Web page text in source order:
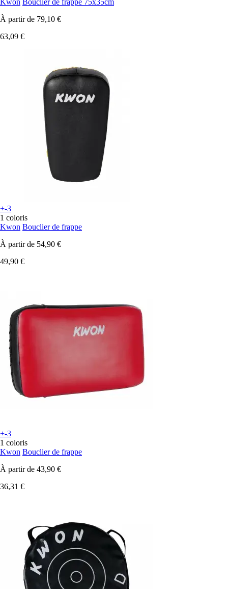
Kwon Bouclier de frappe 75x35cm
À partir de 79,10 €
63,09 €
+-3
1 coloris
Kwon Bouclier de frappe
À partir de 54,90 €
49,90 €
+-3
1 coloris
Kwon Bouclier de frappe
À partir de 43,90 €
36,31 €